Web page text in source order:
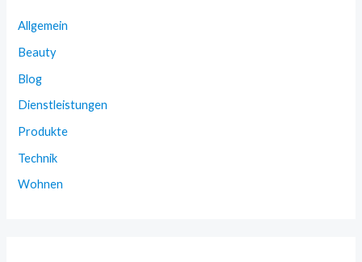
Allgemein
Beauty
Blog
Dienstleistungen
Produkte
Technik
Wohnen